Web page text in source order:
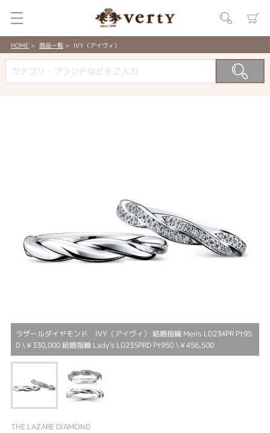
HOME 商品一覧 IVY（アイヴィ）
ラザールダイヤモンド IVY（アイヴィ） 結婚指輪 Men's LD234PR Pt95
0 \￥330,000 結婚指輪 Lady's LD235PRD Pt950 \￥456,500
THE LAZARE DIAMOND